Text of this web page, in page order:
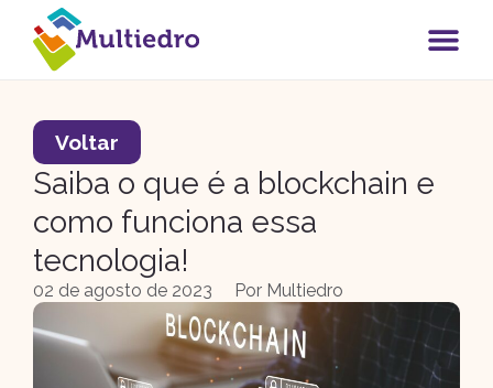
Voltar
Saiba o que é a blockchain e
como funciona essa
tecnologia!
02 de agosto de 2023 Por Multiedro